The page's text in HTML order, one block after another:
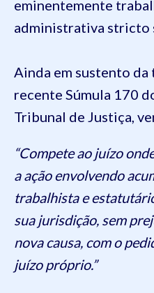
eminentemente
administrativa stricto
Ainda em sustento da
recente Súmula 170
Tribunal de Justiça,
“Compete ao juízo
a ação envolvendo
trabalhista e
sua jurisdição, sem
nova causa, com o
juízo próprio.”